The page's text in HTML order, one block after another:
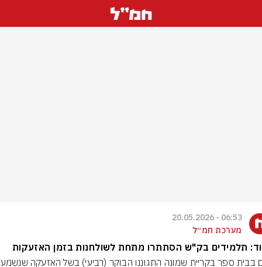
06:53 - 20.05.2026
מערכת חמ״ל
תלמידים בק"ש הסתתרו מתחת לשולחנות בזמן האזעקות